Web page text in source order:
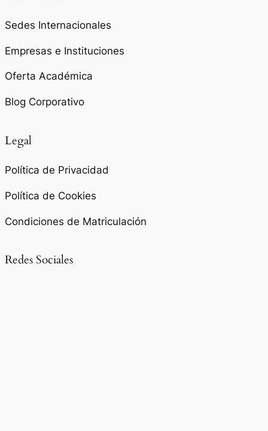
Sedes Internacionales
Empresas e Instituciones
Oferta Académica
Blog Corporativo
Legal
Política de Privacidad
Política de Cookies
Condiciones de Matriculación
Redes Sociales